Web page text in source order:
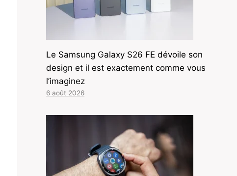
Le Samsung Galaxy S26 FE dévoile son
design et il est exactement comme vous
l’imaginez
6 août 2026